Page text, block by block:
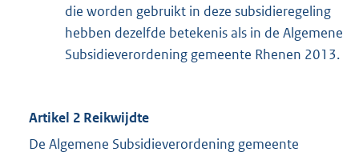
die worden gebruikt in deze subsidieregeling
hebben dezelfde betekenis als in de Algemene
Subsidieverordening gemeente Rhenen 2013.
Artikel 2 Reikwijdte
De Algemene Subsidieverordening gemeente